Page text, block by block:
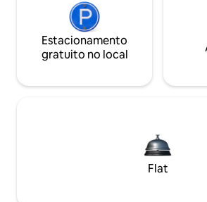
Estacionamento
gratuito no local
Flat